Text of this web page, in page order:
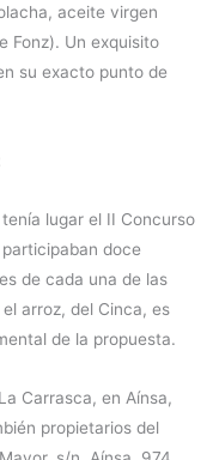
aceite virgen
Fonz). Un exquisito
su exacto punto de
lugar el II Concurso
doce
de cada una de las
arroz, del Cinca, es
de la propuesta.
Carrasca, en Aínsa,
propietarios del